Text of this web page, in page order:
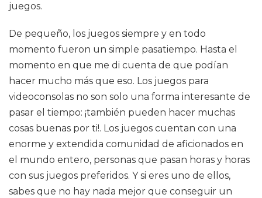
juegos.
De pequeño, los juegos siempre y en todo
momento fueron un simple pasatiempo. Hasta el
momento en que me di cuenta de que podían
hacer mucho más que eso. Los juegos para
videoconsolas no son solo una forma interesante de
pasar el tiempo: ¡también pueden hacer muchas
cosas buenas por ti!. Los juegos cuentan con una
enorme y extendida comunidad de aficionados en
el mundo entero, personas que pasan horas y horas
con sus juegos preferidos. Y si eres uno de ellos,
sabes que no hay nada mejor que conseguir un